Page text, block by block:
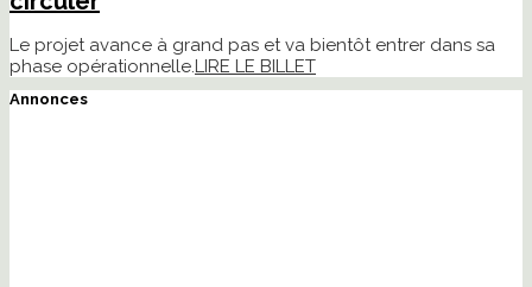
Le projet avance à grand pas et va bientôt entrer dans sa
phase opérationnelle.LIRE LE BILLET
Annonces